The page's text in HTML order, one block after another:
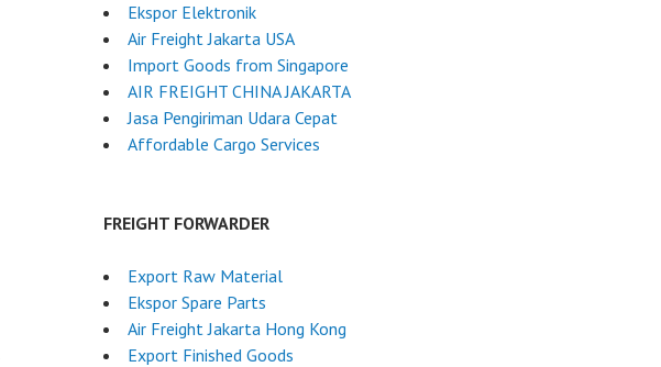
Ekspor Elektronik
Air Freight Jakarta USA
Import Goods from Singapore
AIR FREIGHT CHINA JAKARTA
Jasa Pengiriman Udara Cepat
Affordable Cargo Services
FREIGHT FORWARDER
Export Raw Material
Ekspor Spare Parts
Air Freight Jakarta Hong Kong
Export Finished Goods